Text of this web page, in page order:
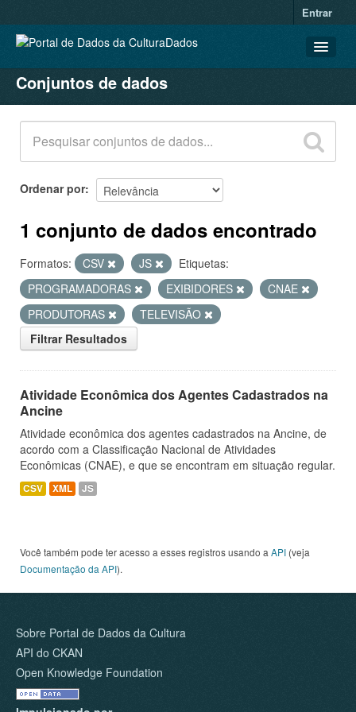
Entrar
CONJUNTOS DE DADOS
ORGANIZAÇÕES
GRUPOS
SOBRE
Conjuntos de dados
Ordenar por
1 conjunto de dados encontrado
Formatos: CSV JS
Etiquetas:
PROGRAMADORAS
EXIBIDORES
CNAE
PRODUTORAS
TELEVISÃO
Filtrar Resultados
Atividade Econômica dos Agentes Cadastrados na
Ancine
Atividade econômica dos agentes cadastrados na Ancine, de
acordo com a Classificação Nacional de Atividades
Econômicas (CNAE), e que se encontram em situação regular.
CSV XML JS
Você também pode ter acesso a esses registros usando a API (veja
Documentação da API).
Sobre Portal de Dados da Cultura
API do CKAN
Open Knowledge Foundation